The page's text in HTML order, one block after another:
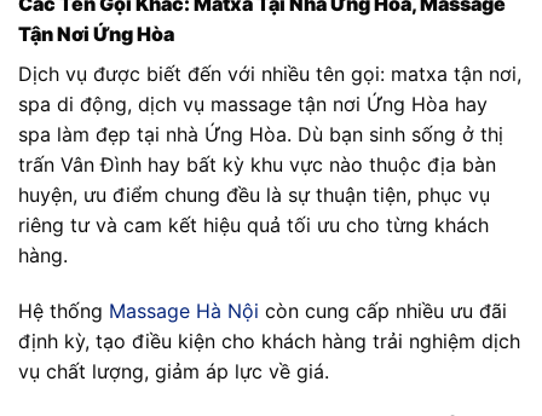
Tận Nơi Ứng Hòa
Dịch vụ được biết đến với nhiều tên gọi: matxa tận nơi,
spa di động, dịch vụ massage tận nơi Ứng Hòa hay
spa làm đẹp tại nhà Ứng Hòa. Dù bạn sinh sống ở thị
trấn Vân Đình hay bất kỳ khu vực nào thuộc địa bàn
huyện, ưu điểm chung đều là sự thuận tiện, phục vụ
riêng tư và cam kết hiệu quả tối ưu cho từng khách
hàng.
Hệ thống Massage Hà Nội còn cung cấp nhiều ưu đãi
định kỳ, tạo điều kiện cho khách hàng trải nghiệm dịch
vụ chất lượng, giảm áp lực về giá.